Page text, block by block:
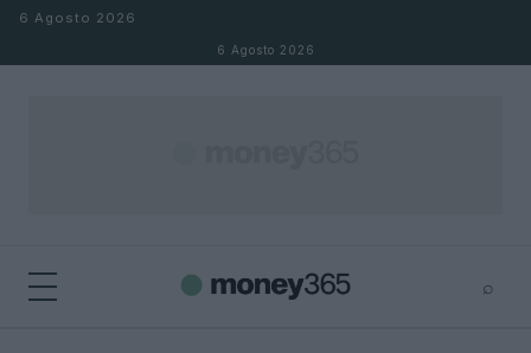
Salta al contenuto
6 Agosto 2026
6 Agosto 2026
⌕